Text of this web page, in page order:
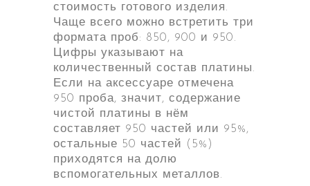
стоимость готового изделия.
Чаще всего можно встретить три
формата проб: 850, 900 и 950.
Цифры указывают на
количественный состав платины.
Если на аксессуаре отмечена
950 проба, значит, содержание
чистой платины в нём
составляет 950 частей или 95%,
остальные 50 частей (5%)
приходятся на долю
вспомогательных металлов.